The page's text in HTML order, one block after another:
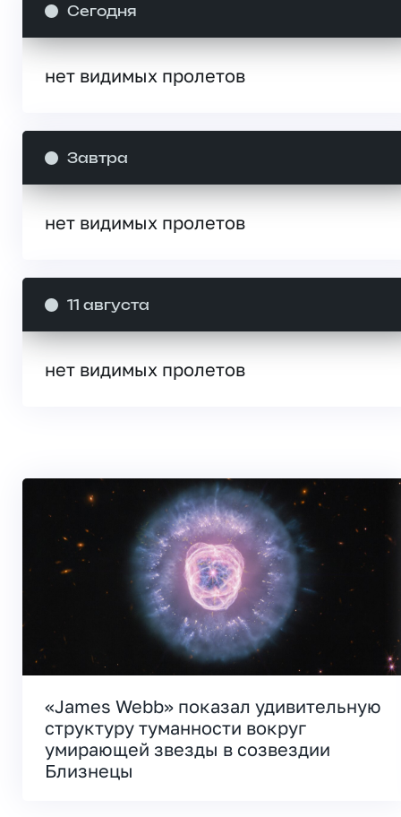
Сегодня
нет видимых пролетов
Завтра
нет видимых пролетов
11 августа
нет видимых пролетов
«James Webb» показал удивительную
структуру туманности вокруг
умирающей звезды в созвездии
Близнецы